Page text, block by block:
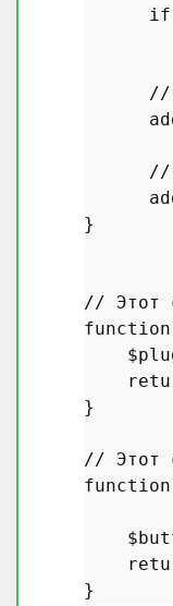
if
//
//
}
// Этот
function
}
// Этот
function